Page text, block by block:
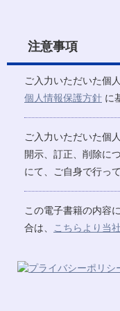
注意事項
ご入力いただいた個
個人情報保護方針 に
ご入力いただいた個
開示、訂正、削除に
にて、ご自身で行っ
この電子書籍の内容
合は、
こちらより当